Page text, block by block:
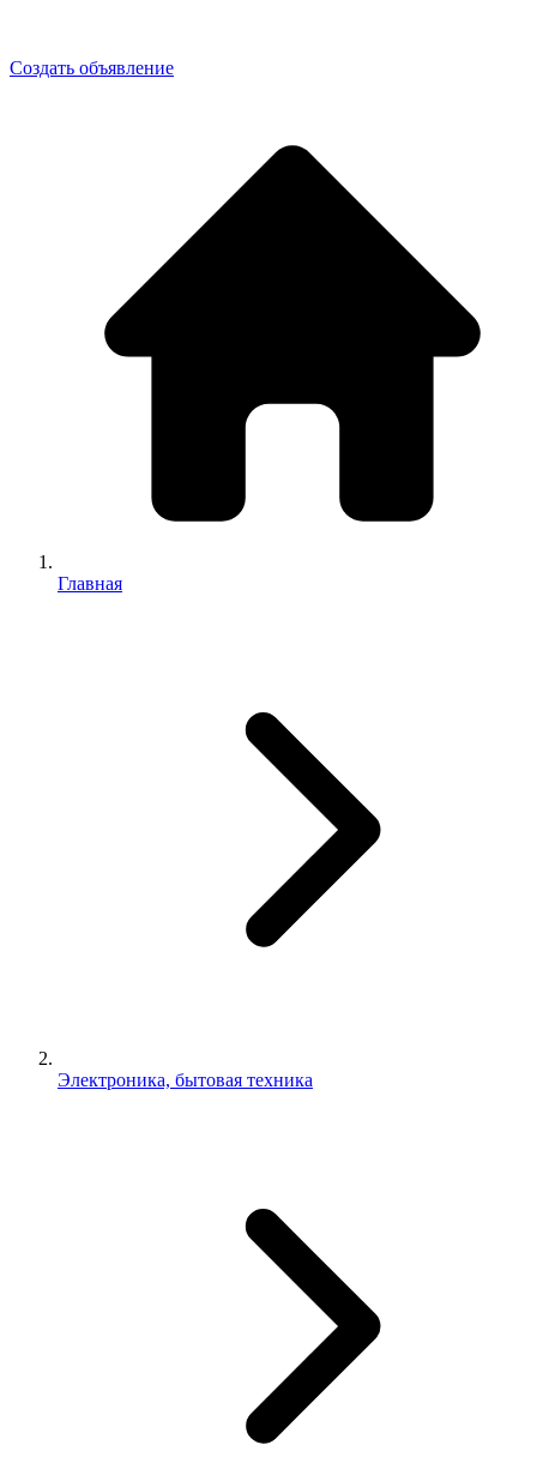
Создать объявление
Главная
Электроника, бытовая техника